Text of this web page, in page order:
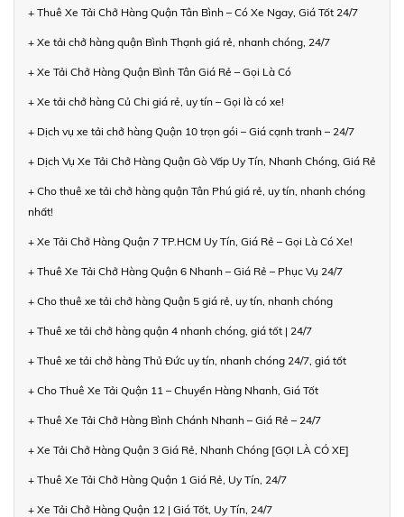
+ Thuê Xe Tải Chở Hàng Quận Tân Bình – Có Xe Ngay, Giá Tốt 24/7
+ Xe tải chở hàng quận Bình Thạnh giá rẻ, nhanh chóng, 24/7
+ Xe Tải Chở Hàng Quận Bình Tân Giá Rẻ – Gọi Là Có
+ Xe tải chở hàng Củ Chi giá rẻ, uy tín – Gọi là có xe!
+ Dịch vụ xe tải chở hàng Quận 10 trọn gói – Giá cạnh tranh – 24/7
+ Dịch Vụ Xe Tải Chở Hàng Quận Gò Vấp Uy Tín, Nhanh Chóng, Giá Rẻ
+ Cho thuê xe tải chở hàng quận Tân Phú giá rẻ, uy tín, nhanh chóng
nhất!
+ Xe Tải Chở Hàng Quận 7 TP.HCM Uy Tín, Giá Rẻ – Gọi Là Có Xe!
+ Thuê Xe Tải Chở Hàng Quận 6 Nhanh – Giá Rẻ – Phục Vụ 24/7
+ Cho thuê xe tải chở hàng Quận 5 giá rẻ, uy tín, nhanh chóng
+ Thuê xe tải chở hàng quận 4 nhanh chóng, giá tốt | 24/7
+ Thuê xe tải chở hàng Thủ Đức uy tín, nhanh chóng 24/7, giá tốt
+ Cho Thuê Xe Tải Quận 11 – Chuyển Hàng Nhanh, Giá Tốt
+ Thuê Xe Tải Chở Hàng Bình Chánh Nhanh – Giá Rẻ – 24/7
+ Xe Tải Chở Hàng Quận 3 Giá Rẻ, Nhanh Chóng [GỌI LÀ CÓ XE]
+ Thuê Xe Tải Chở Hàng Quận 1 Giá Rẻ, Uy Tín, 24/7
+ Xe Tải Chở Hàng Quận 12 | Giá Tốt, Uy Tín, 24/7